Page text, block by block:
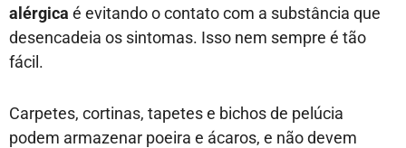
alérgica é evitando o contato com a substância que
desencadeia os sintomas. Isso nem sempre é tão
fácil.
Carpetes, cortinas, tapetes e bichos de pelúcia
podem armazenar poeira e ácaros, e não devem